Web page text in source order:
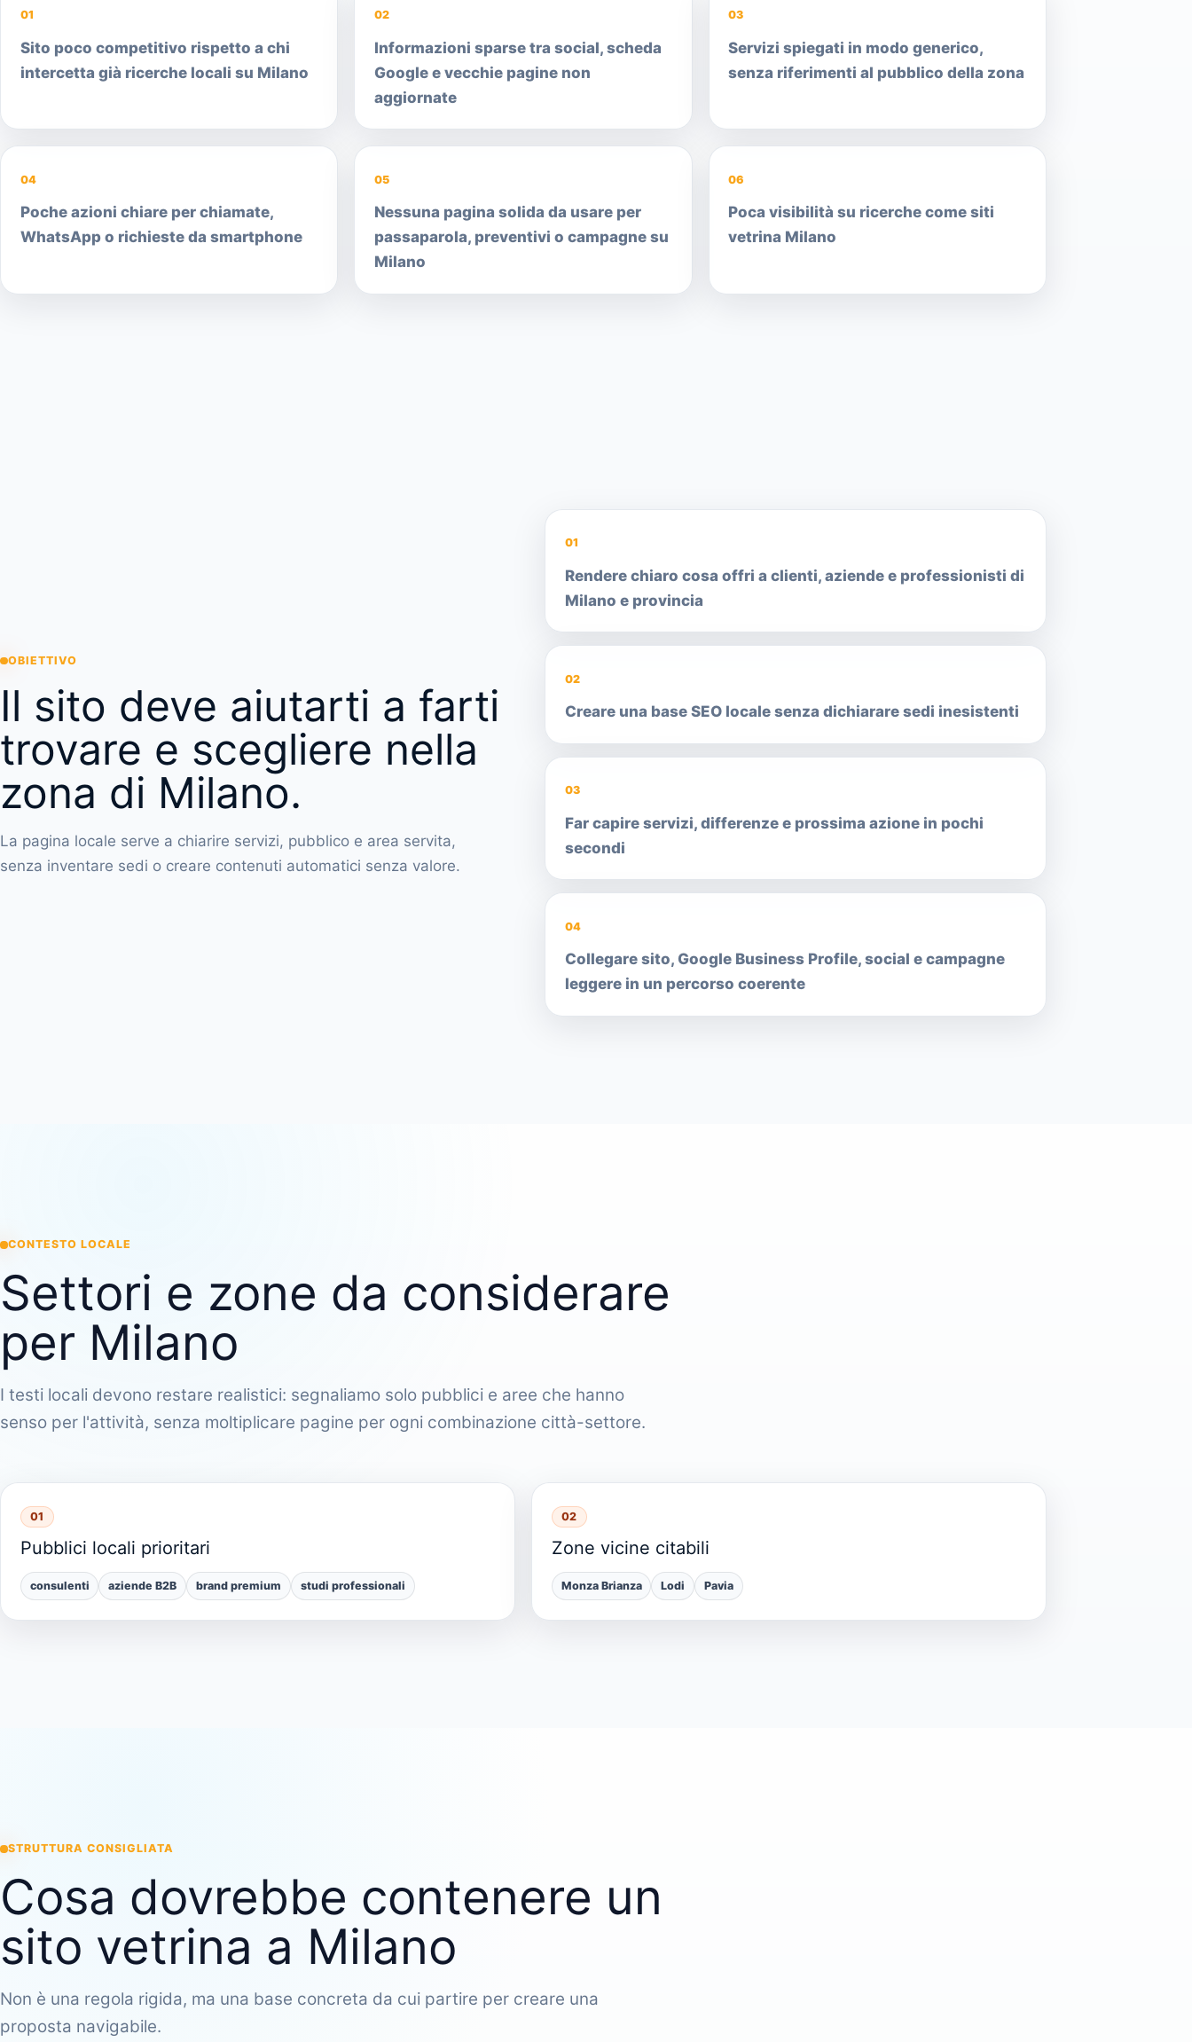
01
Sito poco competitivo rispetto a chi
intercetta già ricerche locali su Milano
02
Informazioni sparse tra social, scheda
Google e vecchie pagine non
aggiornate
03
Servizi spiegati in modo generico,
senza riferimenti al pubblico della zona
04
Poche azioni chiare per chiamate,
WhatsApp o richieste da smartphone
05
Nessuna pagina solida da usare per
passaparola, preventivi o campagne su
Milano
06
Poca visibilità su ricerche come siti
vetrina Milano
OBIETTIVO
Il sito deve aiutarti a farti
trovare e scegliere nella
zona di Milano.
La pagina locale serve a chiarire servizi, pubblico e area servita,
senza inventare sedi o creare contenuti automatici senza valore.
01
Rendere chiaro cosa offri a clienti, aziende e professionisti di
Milano e provincia
02
Creare una base SEO locale senza dichiarare sedi inesistenti
03
Far capire servizi, differenze e prossima azione in pochi
secondi
04
Collegare sito, Google Business Profile, social e campagne
leggere in un percorso coerente
CONTESTO LOCALE
Settori e zone da considerare
per Milano
I testi locali devono restare realistici: segnaliamo solo pubblici e aree che hanno
senso per l'attività, senza moltiplicare pagine per ogni combinazione città-settore.
01
Pubblici locali prioritari
consulenti aziende B2B brand premium studi professionali
02
Zone vicine citabili
Monza Brianza Lodi Pavia
STRUTTURA CONSIGLIATA
Cosa dovrebbe contenere un
sito vetrina a Milano
Non è una regola rigida, ma una base concreta da cui partire per creare una
proposta navigabile.